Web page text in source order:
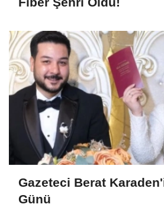
Gazeteci Berat
Günü